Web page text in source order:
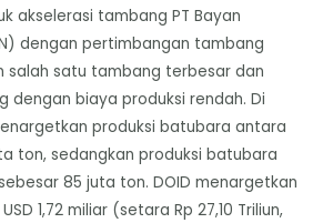
akselerasi tambang PT Bayan
dengan pertimbangan tambang
salah satu tambang terbesar dan
dengan biaya produksi rendah. Di
produksi batubara antara
ton, sedangkan produksi batubara
85 juta ton. DOID menargetkan
1,72 miliar (setara Rp 27,10 Triliun,